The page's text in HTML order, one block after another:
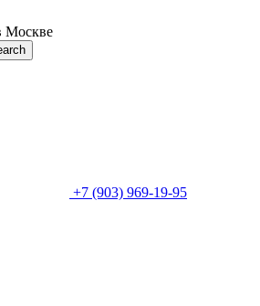
Москве
+7 (903) 969-19-95